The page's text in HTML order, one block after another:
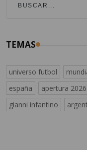
TEMAS
universo futbol
españa
apertura 2026
gianni infantino